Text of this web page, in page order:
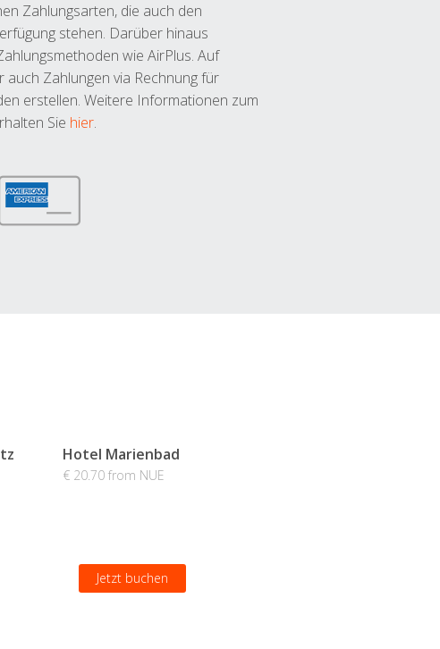
Zahlungsarten, die auch den
stehen. Darüber hinaus
wie AirPlus. Auf
auch Zahlungen via Rechnung für
erstellen. Weitere Informationen zum
Sie hier.
Hotel Marienbad
€ 20.70 from NUE
Jetzt buchen